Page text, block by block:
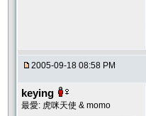
2005-09-18 08:58 PM
keying
最愛: 虎咪天使 & momo